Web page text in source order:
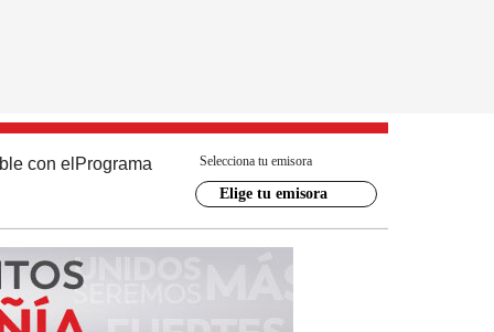
con el Programa Selecciona tu emisora
Elige tu emisora